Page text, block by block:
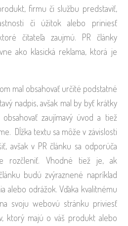
firmu či službu predstaviť,
či úžitok alebo priniesť
čitateľa zaujmú. PR články
ako klasická reklama, ktorá je
mal obsahovať určité podstatné
nadpis, avšak mal by byť krátky
zaujímavý úvod a tiež
Dĺžka textu sa môže v závislosti
avšak v PR článku sa odporúča
rozčleniť. Vhodné tiež je, ak
budú zvýraznené napríklad
alebo odrážok. Vďaka kvalitnému
svoju webovú stránku priviesť
ktorý majú o váš produkt alebo